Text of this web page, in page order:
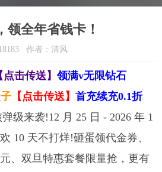
领全年省钱卡！
作者：清风
点击传送】 领满v无限钻石
【点击传送】首充续充0.1折
级来袭!12 月 25 日 - 2026 年 1
10 天不打烊!砸蛋领代金券、
、双旦特惠套餐限量抢，更有